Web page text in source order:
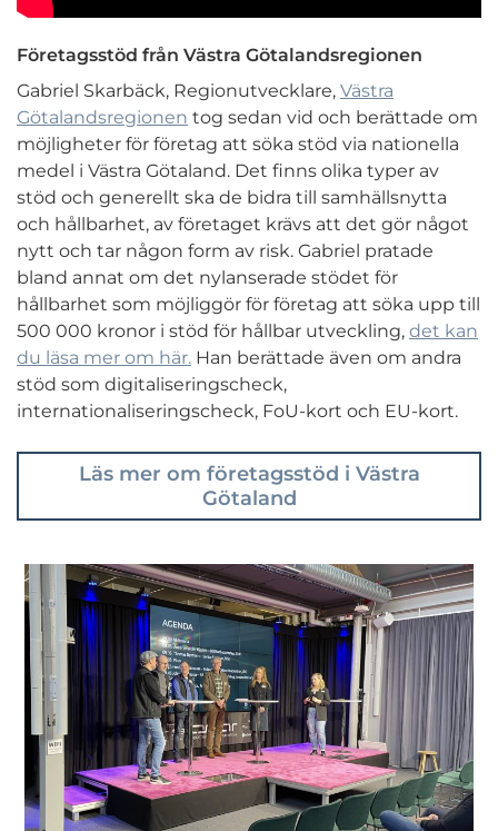
Företagsstöd från Västra Götalandsregionen
Gabriel Skarbäck, Regionutvecklare, Västra
Götalandsregionen tog sedan vid och berättade om
möjligheter för företag att söka stöd via nationella
medel i Västra Götaland. Det finns olika typer av
stöd och generellt ska de bidra till samhällsnytta
och hållbarhet, av företaget krävs att det gör något
nytt och tar någon form av risk. Gabriel pratade
bland annat om det nylanserade stödet för
hållbarhet som möjliggör för företag att söka upp till
500 000 kronor i stöd för hållbar utveckling, det kan
du läsa mer om här. Han berättade även om andra
stöd som digitaliseringscheck,
internationaliseringscheck, FoU-kort och EU-kort.
Läs mer om företagsstöd i Västra
Götaland